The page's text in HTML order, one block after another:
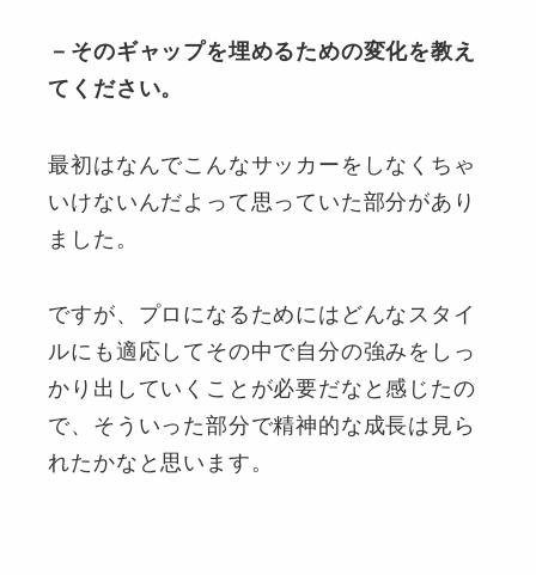
－そのギャップを埋めるための変化を教え
てください。
最初はなんでこんなサッカーをしなくちゃ
いけないんだよって思っていた部分があり
ました。
ですが、プロになるためにはどんなスタイ
ルにも適応してその中で自分の強みをしっ
かり出していくことが必要だなと感じたの
で、そういった部分で精神的な成長は見ら
れたかなと思います。